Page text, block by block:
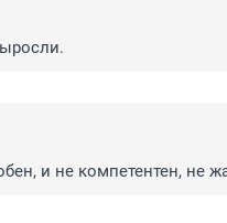
и не компетентен, не